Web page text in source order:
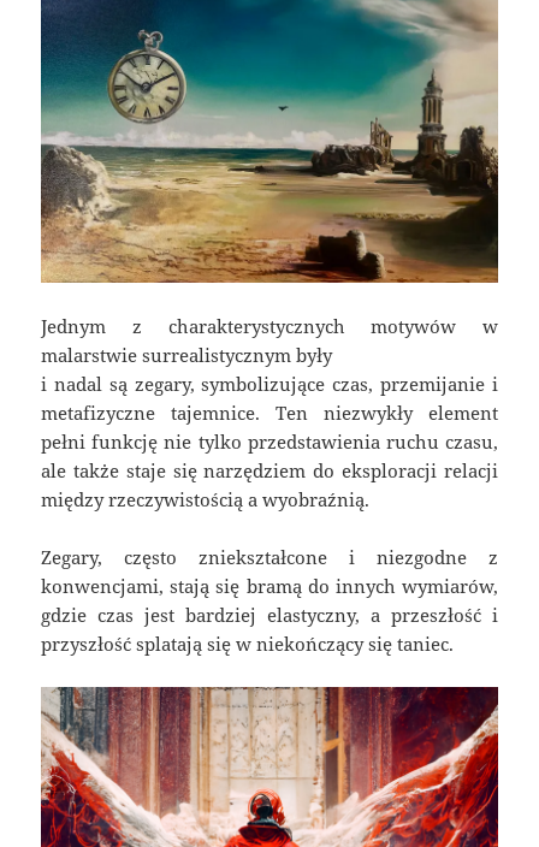
Jednym z charakterystycznych motywów w
malarstwie surrealistycznym były
i nadal są zegary, symbolizujące czas, przemijanie i
metafizyczne tajemnice. Ten niezwykły element
pełni funkcję nie tylko przedstawienia ruchu czasu,
ale także staje się narzędziem do eksploracji relacji
między rzeczywistością a wyobraźnią.
Zegary, często zniekształcone i niezgodne z
konwencjami, stają się bramą do innych wymiarów,
gdzie czas jest bardziej elastyczny, a przeszłość i
przyszłość splatają się w niekończący się taniec.